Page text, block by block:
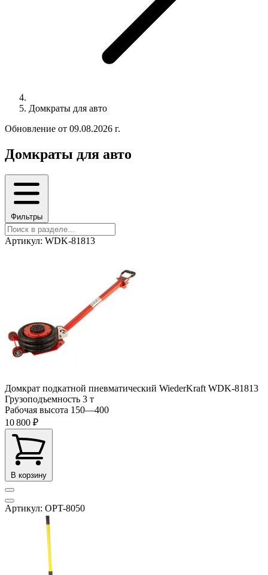
Домкраты для авто
Обновление от 09.08.2026 г.
Домкраты для авто
Фильтры
Артикул: WDK-81813
Домкрат подкатной пневматический WiederKraft WDK-81813
Грузоподъемность 3 т
Рабочая высота 150—400
10 800 ₽
В корзину
Артикул: OPT-8050